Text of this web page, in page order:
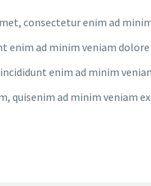
consectetur enim ad
enim ad minim veniam dolore
enim ad minim
quisenim ad minim veniam